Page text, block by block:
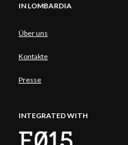
IN LOMBARDIA
Über uns
Kontakte
Presse
INTEGRATED WITH